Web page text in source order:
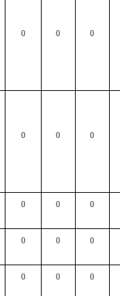
0 0 0
0 0 0
0 0 0
0 0 0
0 0 0